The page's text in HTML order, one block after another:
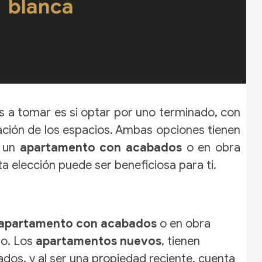
blanca
a tomar es si optar por uno terminado, con
de los espacios. Ambas opciones tienen
apartamento con acabados o en obra
elección puede ser beneficiosa para ti.
con acabados o en obra
Los apartamentos nuevos, tienen
y al ser una propiedad reciente, cuenta